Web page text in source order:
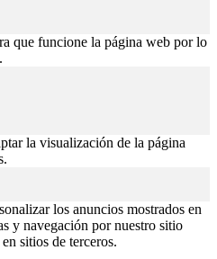
que funcione la página web por lo
la visualización de la página
los anuncios mostrados en
y navegación por nuestro sitio
sitios de terceros.